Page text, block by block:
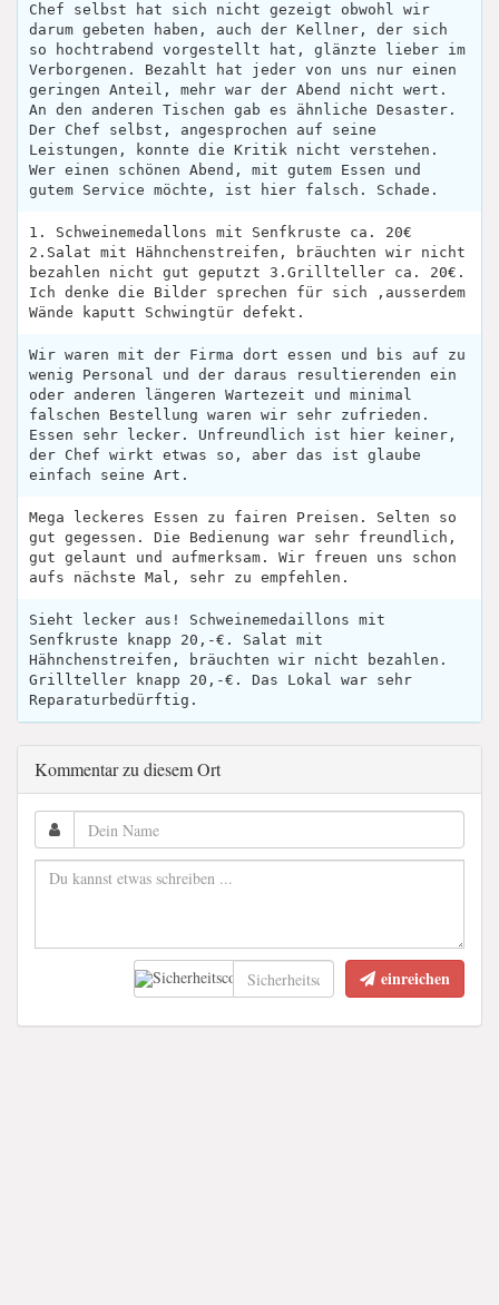
Chef selbst hat sich nicht gezeigt obwohl wir
darum gebeten haben, auch der Kellner, der sich
so hochtrabend vorgestellt hat, glänzte lieber im
Verborgenen. Bezahlt hat jeder von uns nur einen
geringen Anteil, mehr war der Abend nicht wert.
An den anderen Tischen gab es ähnliche Desaster.
Der Chef selbst, angesprochen auf seine
Leistungen, konnte die Kritik nicht verstehen.
Wer einen schönen Abend, mit gutem Essen und
gutem Service möchte, ist hier falsch. Schade.
1. Schweinemedallons mit Senfkruste ca. 20€
2.Salat mit Hähnchenstreifen, bräuchten wir nicht
bezahlen nicht gut geputzt 3.Grillteller ca. 20€.
Ich denke die Bilder sprechen für sich ,ausserdem
Wände kaputt Schwingtür defekt.
Wir waren mit der Firma dort essen und bis auf zu
wenig Personal und der daraus resultierenden ein
oder anderen längeren Wartezeit und minimal
falschen Bestellung waren wir sehr zufrieden.
Essen sehr lecker. Unfreundlich ist hier keiner,
der Chef wirkt etwas so, aber das ist glaube
einfach seine Art.
Mega leckeres Essen zu fairen Preisen. Selten so
gut gegessen. Die Bedienung war sehr freundlich,
gut gelaunt und aufmerksam. Wir freuen uns schon
aufs nächste Mal, sehr zu empfehlen.
Sieht lecker aus! Schweinemedaillons mit
Senfkruste knapp 20,-€. Salat mit
Hähnchenstreifen, bräuchten wir nicht bezahlen.
Grillteller knapp 20,-€. Das Lokal war sehr
Reparaturbedürftig.
Kommentar zu diesem Ort
einreichen